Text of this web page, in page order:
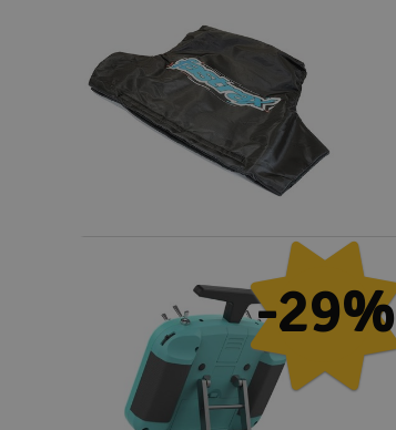
Motor & tilbehør
Outlet
Radio udstyr
Smarthjem, leg og hobby
Solenergi
Værktøj, udstyr og tilbehør
-29%